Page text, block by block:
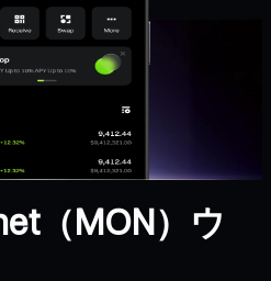
（MON）ウ